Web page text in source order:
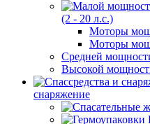
(2 - 20 л.с.)
Моторы
Моторы
Средней
Высокой
снаряжение